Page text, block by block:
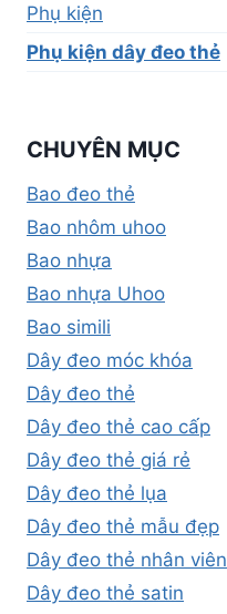
Phụ kiện
Phụ kiện dây đeo thẻ
CHUYÊN MỤC
Bao đeo thẻ
Bao nhôm uhoo
Bao nhựa
Bao nhựa Uhoo
Bao simili
Dây đeo móc khóa
Dây đeo thẻ
Dây đeo thẻ cao cấp
Dây đeo thẻ giá rẻ
Dây đeo thẻ lụa
Dây đeo thẻ mẫu đẹp
Dây đeo thẻ nhân viên
Dây đeo thẻ satin